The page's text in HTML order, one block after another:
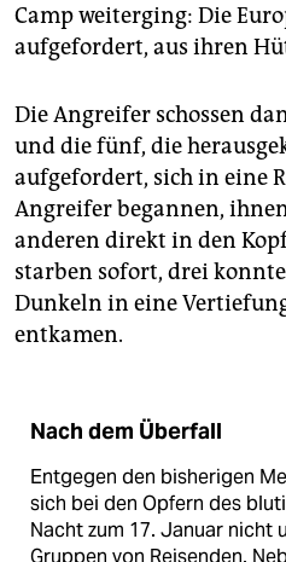
Camp weiterging: Die
aufgefordert, aus ihren
Die Angreifer schossen
und die fünf, die
aufgefordert, sich in eine
Angreifer begannen,
anderen direkt in den
starben sofort, drei
Dunkeln in eine
entkamen.
Nach dem Überfall
Entgegen den bisherigen
sich bei den Opfern des
Nacht zum 17. Januar nicht